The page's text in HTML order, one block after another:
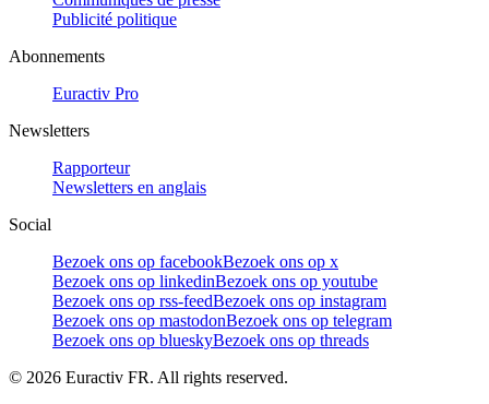
Publicité politique
Abonnements
Euractiv Pro
Newsletters
Rapporteur
Newsletters en anglais
Social
Bezoek ons op facebookBezoek ons op x
Bezoek ons op linkedinBezoek ons op youtube
Bezoek ons op rss-feedBezoek ons op instagram
Bezoek ons op mastodonBezoek ons op telegram
Bezoek ons op blueskyBezoek ons op threads
© 2026 Euractiv FR. All rights reserved.